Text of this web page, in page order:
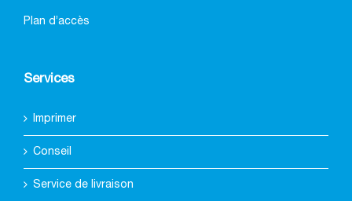
Plan d’accès
Services
Imprimer
Conseil
Service de livraison